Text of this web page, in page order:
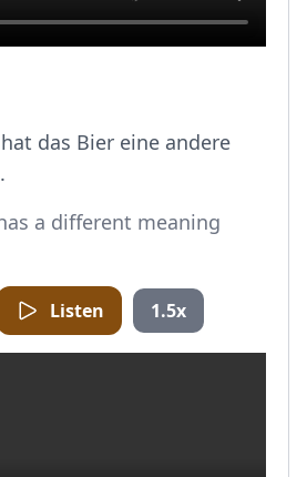
das Bier eine andere
a different meaning
Listen 1.5x